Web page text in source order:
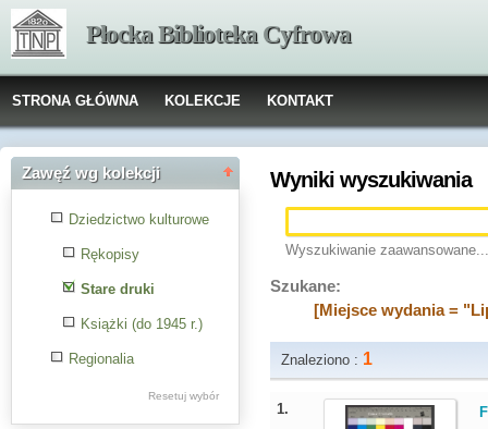
Płocka Biblioteka Cyfrowa
STRONA GŁÓWNA KOLEKCJE KONTAKT
Zawęź wg kolekcji
Dziedzictwo kulturowe
Rękopisy
Stare druki
Książki (do 1945 r.)
Regionalia
Resetuj wybór
Wyniki wyszukiwania
Wyszukiwanie zaawansowane...
Szukane:
[Miejsce wydania =
Znaleziono : 1
1.